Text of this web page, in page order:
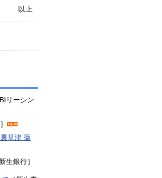
以上
リーシン
草津 蕩
生銀行］